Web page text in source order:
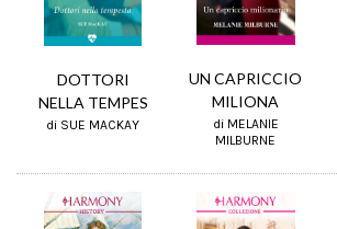
DOTTORI
NELLA TEMPES
di SUE MACKAY
UN CAPRICCIO
MILIONA
di MELANIE
MILBURNE